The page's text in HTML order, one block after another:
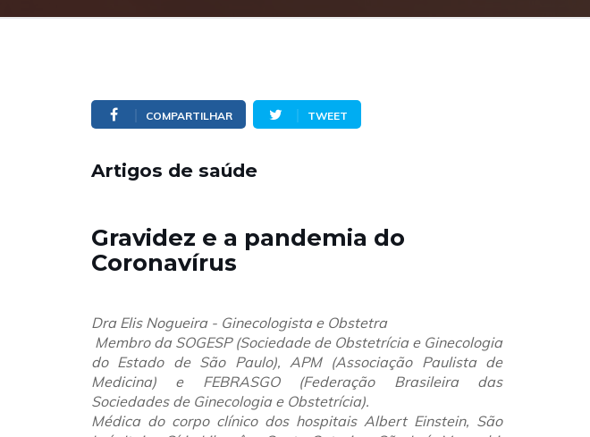
COMPARTILHAR TWEET
Artigos de saúde
Gravidez e a pandemia do
Coronavírus
Dra Elis Nogueira - Ginecologista e Obstetra
Membro da SOGESP (Sociedade de Obstetrícia e Ginecologia
do Estado de São Paulo), APM (Associação Paulista de
Medicina) e FEBRASGO (Federação Brasileira das
Sociedades de Ginecologia e Obstetrícia).
Médica do corpo clínico dos hospitais Albert Einstein, São